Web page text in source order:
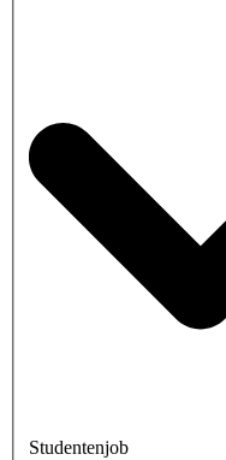
Studentenjob